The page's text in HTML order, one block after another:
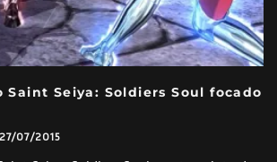
Saint Seiya: Soldiers Soul focado
27/07/2015